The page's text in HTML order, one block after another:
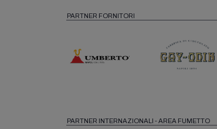
PARTNER FORNITORI
PARTNER INTERNAZIONALI - AREA FUMETTO